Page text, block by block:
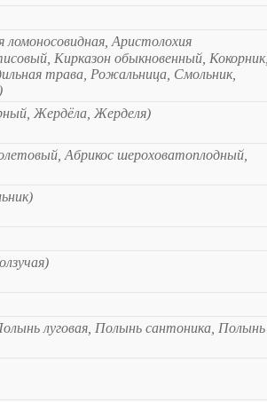
ломоносовидная, Аристолохия
Кирказон обыкновенный, Кокорник,
трава, Рожальница, Смольник,
Жердёла, Жерделя)
Абрикос шероховатоплодный,
луговая, Полынь сантоника, Полынь